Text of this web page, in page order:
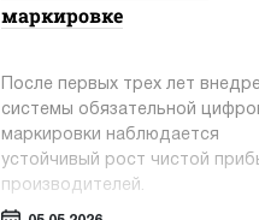
маркировке
После первых трех лет
системы обязательной
маркировки наблюдается
устойчивый рост чистой
производителей.